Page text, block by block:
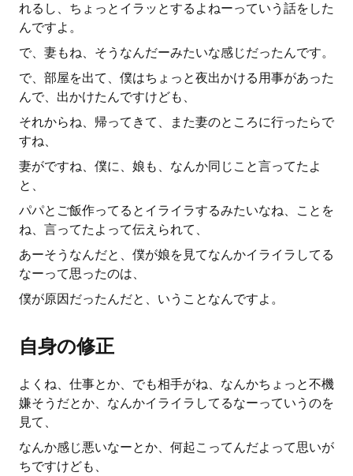
れるし、ちょっとイラッとするよねーっていう話をした
んですよ。
で、妻もね、そうなんだーみたいな感じだったんです。
で、部屋を出て、僕はちょっと夜出かける用事があった
んで、出かけたんですけども、
それからね、帰ってきて、また妻のところに行ったらで
すね、
妻がですね、僕に、娘も、なんか同じこと言ってたよ
と、
パパとご飯作ってるとイライラするみたいなね、ことを
ね、言ってたよって伝えられて、
あーそうなんだと、僕が娘を見てなんかイライラしてる
なーって思ったのは、
僕が原因だったんだと、いうことなんですよ。
自身の修正
よくね、仕事とか、でも相手がね、なんかちょっと不機
嫌そうだとか、なんかイライラしてるなーっていうのを
見て、
なんか感じ悪いなーとか、何起こってんだよって思いが
ちですけども、